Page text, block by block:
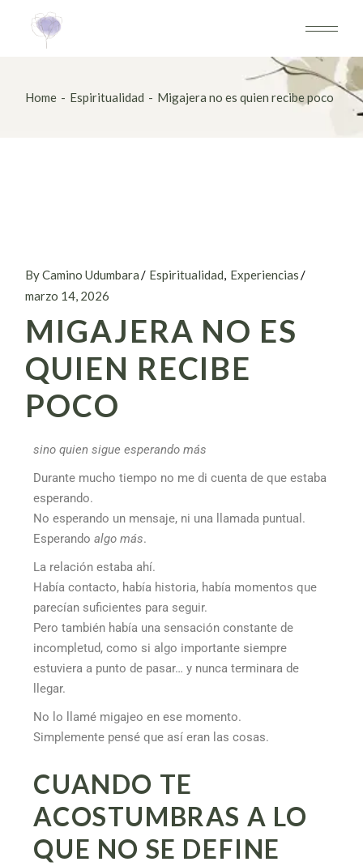
Home Espiritualidad Migajera no es quien recibe poco
By Camino Udumbara Espiritualidad Experiencias
marzo 14, 2026
MIGAJERA NO ES
QUIEN RECIBE
POCO
sino quien sigue esperando más
Durante mucho tiempo no me di cuenta de que estaba
esperando.
No esperando un mensaje, ni una llamada puntual.
Esperandoalgo más.
La relación estaba ahí.
Había contacto, había historia, había momentos que
parecían suficientes para seguir.
Pero también había una sensación constante de
incompletud, como si algo importante siempre
estuviera a punto de pasar… y nunca terminara de
llegar.
No lo llamé migajeo en ese momento.
Simplemente pensé que así eran las cosas.
CUANDO TE
ACOSTUMBRAS A LO
QUE NO SE DEFINE